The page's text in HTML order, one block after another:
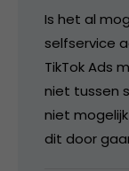
Is het al
selfservice
TikTok Ads
niet tussen
niet
dit door